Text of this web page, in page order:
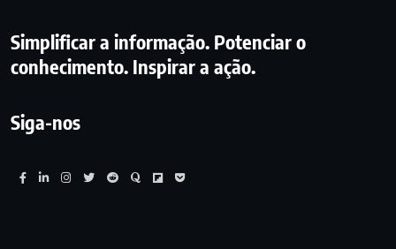
Simplificar a informação. Potenciar o
conhecimento. Inspirar a ação.
Siga-nos